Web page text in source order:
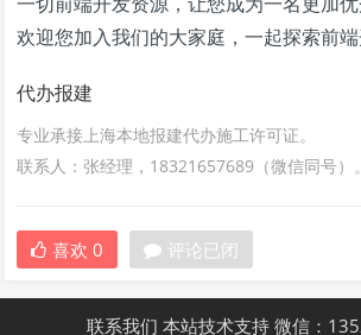
欢迎您加入我们的大家庭，一起探索前
代办报建
专业承接上海本地报建代办施工许可证。
联系人：张经理，18321657689（微信同号）。
喜欢 0 评论已闭
联系我们 本站技术支持 微信：